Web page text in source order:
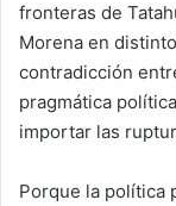
fronteras de
Morena en
contradicción
pragmática
importar las
Porque la política